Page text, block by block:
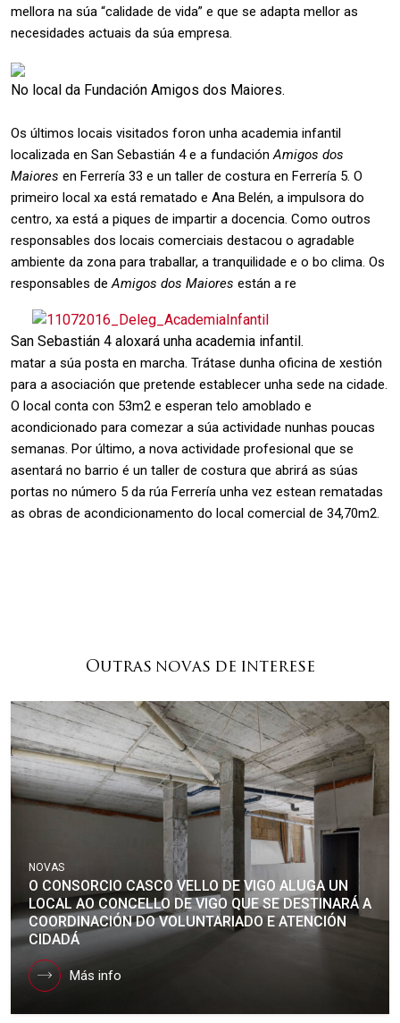
mellora na súa “calidade de vida” e que se adapta mellor as
necesidades actuais da súa empresa.
No local da Fundación Amigos dos Maiores.
Os últimos locais visitados foron unha academia infantil
localizada en San Sebastián 4 e a fundaciónAmigos dos
Maiores en Ferrería 33 e un taller de costura en Ferrería 5. O
primeiro local xa está rematado e Ana Belén, a impulsora do
centro, xa está a piques de impartir a docencia. Como outros
responsables dos locais comerciais destacou o agradable
ambiente da zona para traballar, a tranquilidade e o bo clima. Os
responsables deAmigos dos Maiores están a re
San Sebastián 4 aloxará unha academia infantil.
matar a súa posta en marcha. Trátase dunha oficina de xestión
para a asociación que pretende establecer unha sede na cidade.
O local conta con 53m2 e esperan telo amoblado e
acondicionado para comezar a súa actividade nunhas poucas
semanas. Por último, a nova actividade profesional que se
asentará no barrio é un taller de costura que abrirá as súas
portas no número 5 da rúa Ferrería unha vez estean rematadas
as obras de acondicionamento do local comercial de 34,70m2.
Outras novas de interese
NOVAS
O CONSORCIO CASCO VELLO DE VIGO ALUGA UN
LOCAL AO CONCELLO DE VIGO QUE SE DESTINARÁ A
COORDINACIÓN DO VOLUNTARIADO E ATENCIÓN
CIDADÁ
Más info